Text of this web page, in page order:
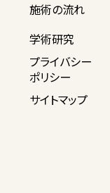
施術の流れ
学術研究
プライバシー
ポリシー
サイトマップ